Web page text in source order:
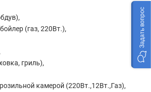
(газ, 220Вт.),
гриль),
камерой (220Вт.,12Вт.,Газ),
Задать вопрос